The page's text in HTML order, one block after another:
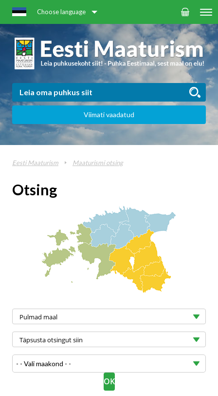
Choose language
Viimati vaadatud
Eesti Maaturism Maaturismi otsing
Otsing
- - Vali maakond - -